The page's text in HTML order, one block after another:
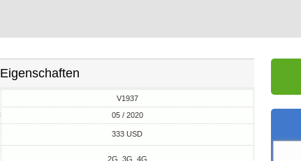
Eigenschaften
V1937
05 / 2020
333 USD
2G, 3G, 4G